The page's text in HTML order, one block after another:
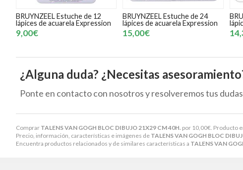
Comprar TALENS VAN GOGH BLOC DIBUJO 21X29 CM 40H. por 10,00€ . Producto
Precio, información, características e imágenes de TALENS VAN GOGH BLOC
Encuentra productos relacionados y de similares características a TALENS VAN
BRUYNZEEL Estuche de 12
lápices de acuarela Expression
9,00€
BRUYNZEEL Estuche de 24
lápices de acuarela Expression
15,00€
¿Alguna duda? ¿Necesitas
Ponte en contacto con nosotros y resolveremos tus